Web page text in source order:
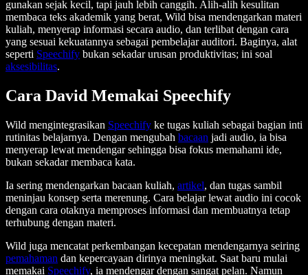
gunakan sejak kecil, tapi jauh lebih canggih. Alih-alih kesulitan
membaca teks akademik yang berat, Wild bisa mendengarkan materi
kuliah, menyerap informasi secara audio, dan terlibat dengan cara
yang sesuai kekuatannya sebagai pembelajar auditori. Baginya, alat
seperti Speechify bukan sekadar urusan produktivitas; ini soal
aksesibilitas.
Cara David Memakai Speechify
Wild mengintegrasikan Speechify ke tugas kuliah sebagai bagian inti
rutinitas belajarnya. Dengan mengubah bacaan jadi audio, ia bisa
menyerap lewat mendengar sehingga bisa fokus memahami ide,
bukan sekadar membaca kata.
Ia sering mendengarkan bacaan kuliah, artikel, dan tugas sambil
meninjau konsep serta merenung. Cara belajar lewat audio ini cocok
dengan cara otaknya memproses informasi dan membuatnya tetap
terhubung dengan materi.
Wild juga mencatat perkembangan kecepatan mendengarnya seiring
pemahaman dan kepercayaan dirinya meningkat. Saat baru mulai
memakai Speechify, ia mendengar dengan sangat pelan. Namun